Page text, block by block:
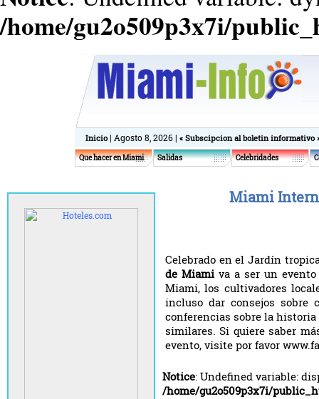
/home/gu2o509p3x7i/
Inicio | Agosto 8, 2026 | « Subscipcion al boletin informativo
Que hacer en Miami Salidas Celebridades
Miami
Celebrado en el Jardín
de Miami va a ser un
Miami, los cultivadores
incluso dar consejos sobre
conferencias sobre la
similares. Si quiere saber
evento, visite por favor
Notice: Undefined variable:
/home/gu2o509p3x7i/